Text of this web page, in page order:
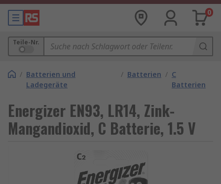
0
Teile-Nr.
/ Batterien und
Ladegeräte
/ Batterien / C
Batterien
Energizer EN93, LR14, Zink-
Mangandioxid, C Batterie, 1.5 V